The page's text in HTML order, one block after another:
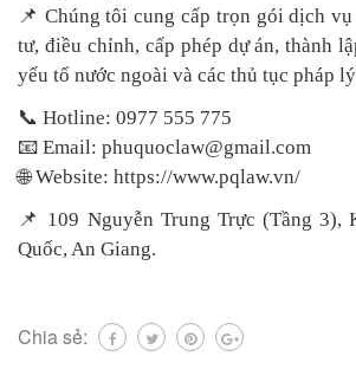
📌 Chúng tôi cung cấp trọn gói dịch
tư, điều chỉnh, cấp phép dự án, thành
yếu tố nước ngoài và các thủ tục pháp
📞 Hotline: 0977 555 775
📧 Email: phuquoclaw@gmail.com
🌐 Website: https://www.pqlaw.vn/
📌 109 Nguyễn Trung Trực (Tầng 3),
Quốc, An Giang.
Chia sẻ: